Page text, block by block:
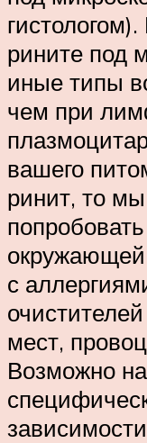
рините под
иные типы
чем при
вашего
ринит, то
с
мест,
Возможно